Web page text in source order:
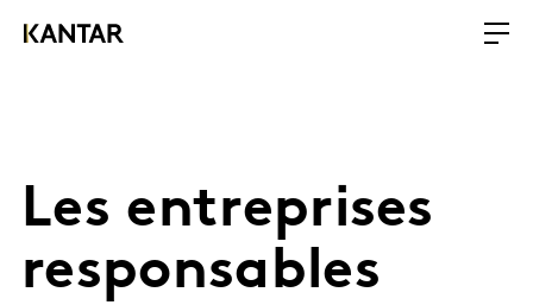
Les entreprises
responsables